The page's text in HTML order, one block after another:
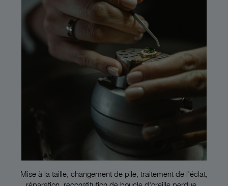
Mise à la taille, changement de pile, traitement de l'éclat,